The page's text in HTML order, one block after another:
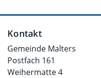
Fusszeile
Kontakt
Gemeinde Malters
Postfach 161
Weihermatte 4